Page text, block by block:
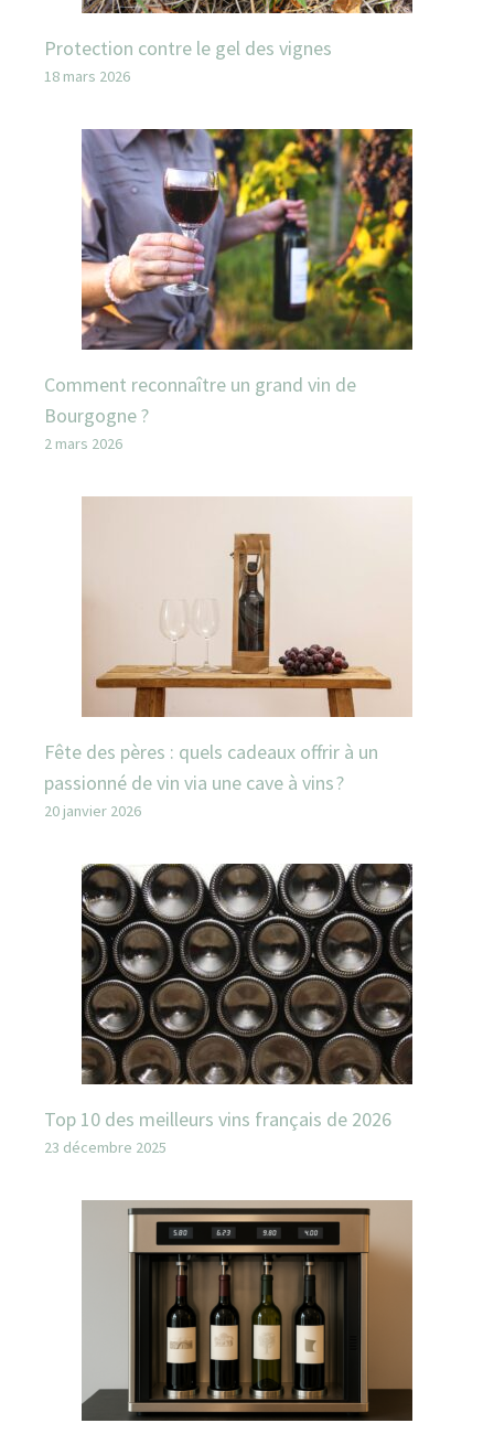
Protection contre le gel des vignes
18 mars 2026
Comment reconnaître un grand vin de
Bourgogne ?
2 mars 2026
Fête des pères : quels cadeaux offrir à un
passionné de vin via une cave à vins ?
20 janvier 2026
Top 10 des meilleurs vins français de 2026
23 décembre 2025